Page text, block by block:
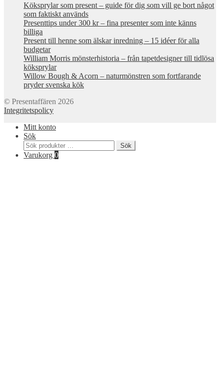
Köksprylar som present – guide för dig som vill ge bort något
som faktiskt används
Presenttips under 300 kr – fina presenter som inte känns
billiga
Present till henne som älskar inredning – 15 idéer för alla
budgetar
William Morris mönsterhistoria – från tapetdesigner till tidlösa
köksprylar
Willow Bough & Acorn – naturmönstren som fortfarande
pryder svenska kök
© Presentaffären 2026
Integritetspolicy
Mitt konto
Sök
Sök
efter:
Sök
Varukorg 0